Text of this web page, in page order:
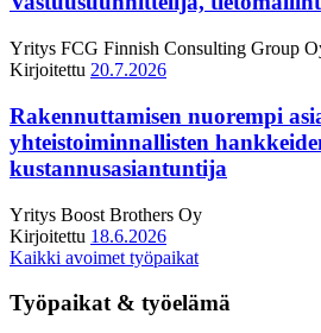
Yritys FCG Finnish Consulting Group
Kirjoitettu 20.7.2026
Rakennuttamisen nuorempi
yhteistoiminnallisten
kustannusasiantuntija
Yritys Boost Brothers Oy
Kirjoitettu 18.6.2026
Kaikki avoimet työpaikat
Työpaikat & työelämä